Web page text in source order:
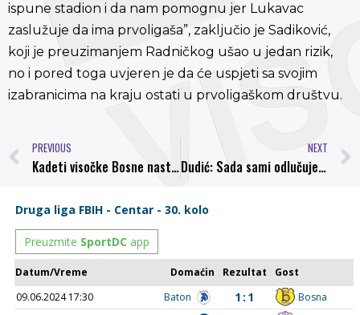
ispune stadion i da nam pomognu jer Lukavac
zaslužuje da ima prvoligaša”, zaključio je Sadiković,
koji je preuzimanjem Radničkog ušao u jedan rizik,
no i pored toga uvjeren je da će uspjeti sa svojim
izabranicima na kraju ostati u prvoligaškom društvu.
PREVIOUS
Kadeti visočke Bosne nastavljaju pobjednički niz: NK Bosna – NK Novi Travnik 8:1
NEXT
Dudić: Sada sami odlučujemo o svojoj sudbini